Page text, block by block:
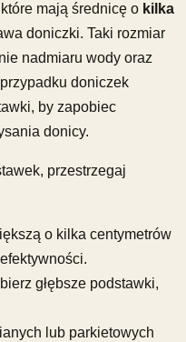
mają średnicę o kilka
doniczki. Taki rozmiar
nadmiaru wody oraz
doniczek
by zapobiec
donicy.
przestrzegaj
o kilka centymetrów
głębsze podstawki,
lub parkietowych